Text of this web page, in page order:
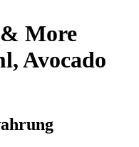
More
Avocado